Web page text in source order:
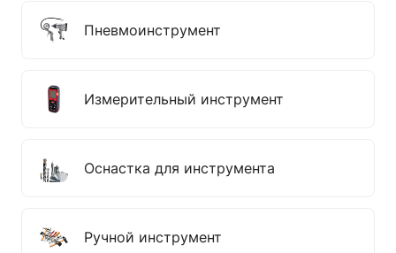
Пневмоинструмент
Измерительный инструмент
Оснастка для инструмента
Ручной инструмент